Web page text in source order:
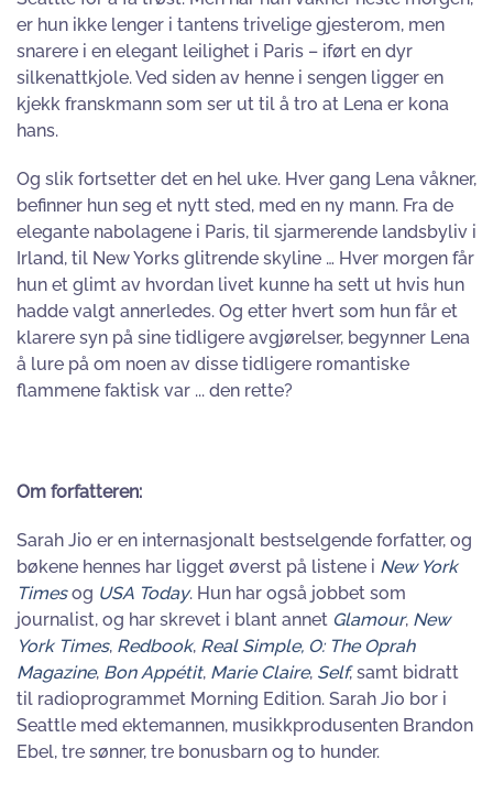
er hun ikke lenger i tantens trivelige gjesterom, men
snarere i en elegant leilighet i Paris – iført en dyr
silkenattkjole. Ved siden av henne i sengen ligger en
kjekk franskmann som ser ut til å tro at Lena er kona
hans.
Og slik fortsetter det en hel uke. Hver gang Lena våkner,
befinner hun seg et nytt sted, med en ny mann. Fra de
elegante nabolagene i Paris, til sjarmerende landsbyliv i
Irland, til New Yorks glitrende skyline … Hver morgen får
hun et glimt av hvordan livet kunne ha sett ut hvis hun
hadde valgt annerledes. Og etter hvert som hun får et
klarere syn på sine tidligere avgjørelser, begynner Lena
å lure på om noen av disse tidligere romantiske
flammene faktisk var ... den rette?
Om forfatteren:
Sarah Jio er en internasjonalt bestselgende forfatter, og
bøkene hennes har ligget øverst på listene i New York
Timesog USA Today. Hun har også jobbet som
journalist, og har skrevet i blant annet Glamour, New
York Times, Redbook, Real Simple, O: The Oprah
Magazine, Bon Appétit, Marie Claire, Self, samt bidratt
til radioprogrammet Morning Edition. Sarah Jio bor i
Seattle med ektemannen, musikkprodusenten Brandon
Ebel, tre sønner, tre bonusbarn og to hunder.